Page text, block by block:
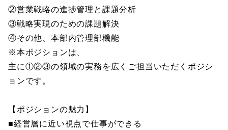
②営業戦略の進捗管理と課題分析
③戦略実現のための課題解決
④その他、本部内管理部機能
※本ポジションは、
主に①②③の領域の実務を広くご担当いただくポジシ
ョンです。
【ポジションの魅力】
■経営層に近い視点で仕事ができる